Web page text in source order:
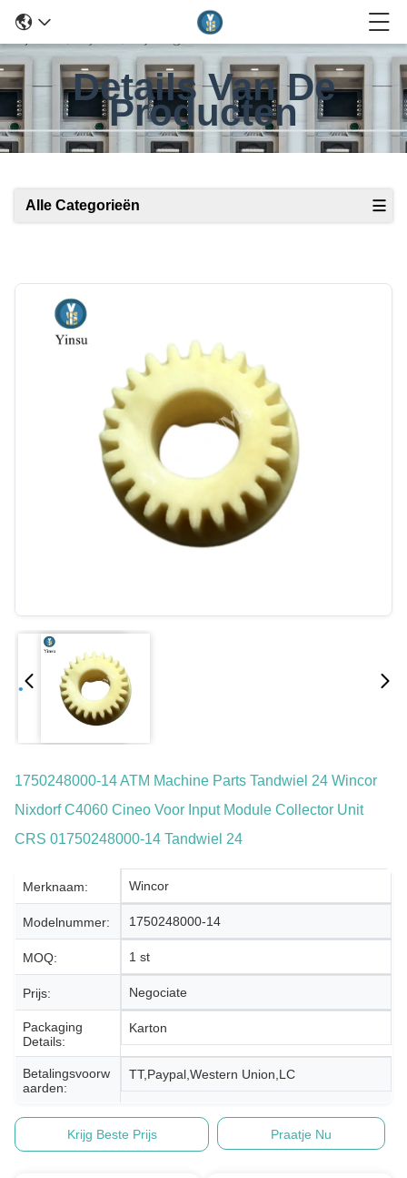
Details Van De
Producten
Alle Categorieën
1750248000-14 ATM Machine Parts Tandwiel 24 Wincor
Nixdorf C4060 Cineo Voor Input Module Collector Unit
CRS 01750248000-14 Tandwiel 24
Merknaam: Wincor
Modelnummer: 1750248000-14
MOQ: 1 st
Prijs: Negociate
Packaging
Details:
Karton
Betalingsvoorw
Aarden:
TT,Paypal,Western Union,LC
Krijg Beste Prijs Praatje Nu